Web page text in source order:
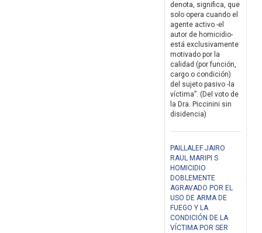
denota, significa, que
solo opera cuando el
agente activo -el
autor de homicidio-
está exclusivamente
motivado por la
calidad (por función,
cargo o condición)
del sujeto pasivo -la
víctima”. (Del voto de
la Dra. Piccinini sin
disidencia)
PAILLALEF JAIRO
RAUL MARIPI S
HOMICIDIO
DOBLEMENTE
AGRAVADO POR EL
USO DE ARMA DE
FUEGO Y LA
CONDICIÓN DE LA
VÍCTIMA POR SER